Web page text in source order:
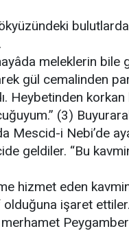
meleklerin bile
gül cemalinden
Heybetinden korkan
(3)
Mescid-i Nebi’de
geldiler. “Bu
hizmet eden
işaret ettiler.